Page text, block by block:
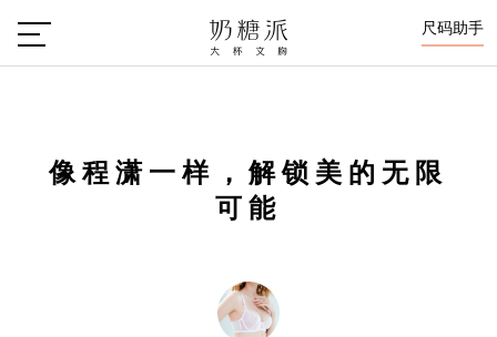
尺码助手
像程潇一样，解锁美的无限
可能